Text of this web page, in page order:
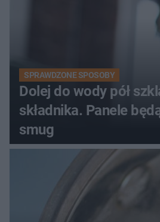
SPRAWDZONE SPOSOBY
Dolej do wody pół
składnika. Panele
smug